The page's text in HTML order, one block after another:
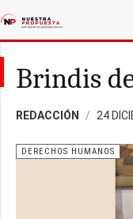
Brindis
REDACCIÓN 24
DERECHOS HUMANOS